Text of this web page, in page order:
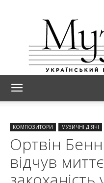
КОМПОЗИТОРИ МУЗИЧНІ ДІЯЧІ
Ортвін
відчув